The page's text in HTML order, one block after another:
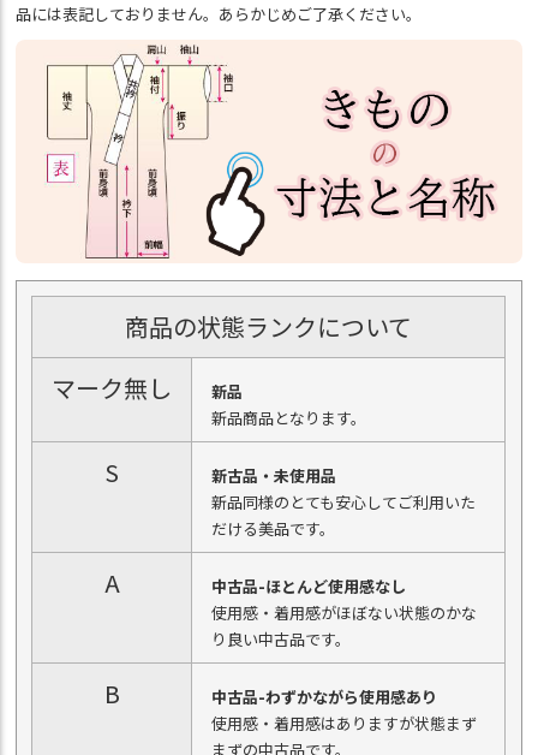
品には表記しておりません。あらかじめご了承ください。
商品の状態ランクについて
マーク無し
新品
新品商品となります。
S
新古品・未使用品
新品同様のとても安心してご利用いた
だける美品です。
A
中古品-ほとんど使用感なし
使用感・着用感がほぼない状態のかな
り良い中古品です。
B
中古品-わずかながら使用感あり
使用感・着用感はありますが状態まず
まずの中古品です。